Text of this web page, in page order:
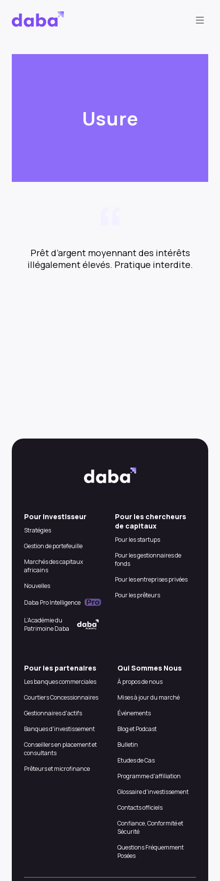
Usure
Prêt d’argent moyennant des intérêts
illégalement élevés. Pratique interdite.
Pour Investisseur
Stratégies
Gestion de portefeuille
Marchés des capitaux
africains
Nouvelles
Daba Pro Intelligence
L’Académie du
Patrimoine Daba
Pour les chercheurs
de capitaux
Pour les startups
Pour les gestionnaires de
fonds
Pour les entreprises privées
Pour les prêteurs
Pour les partenaires
Les banques commerciales
Courtiers Concessionnaires
Gestionnaires d'actifs
Banques d'investissement
Conseillers en placement et
consultants
Prêteurs et microfinance
Qui Sommes Nous
À propos de nous
Mises à jour du marché
Événements
Blog et Podcast
Bulletin
Etudes de Cas
Programme d'affiliation
Glossaire d'investissement
Contacts officiels
Confiance, Conformité et
Sécurité
Questions Fréquemment
Posées